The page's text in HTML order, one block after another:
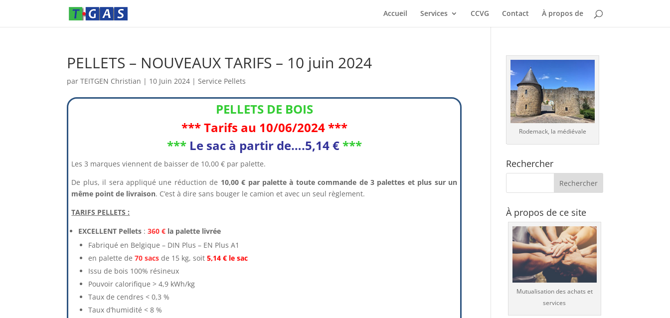
Accueil Services CCVG Contact À propos de
PELLETS – NOUVEAUX TARIFS – 10 juin 2024
parTEITGEN Christian | 10 Juin 2024 |Service Pellets
PELLETS DE BOIS
*** Tarifs au 10/06/2024 ***
***Le sac à partir de….5,14 €***
Les 3 marques viennent de baisser de 10,00 € par palette.
De plus, il sera appliqué une réduction de 10,00 € par palette à toute commande de 3 palettes et plus sur un
même point de livraison. C’est à dire sans bouger le camion et avec un seul règlement.
TARIFS PELLETS :
EXCELLENT Pellets :360 € la palette livrée
Fabriqué en Belgique – DIN Plus – EN Plus A1
en palette de70 sacs de 15 kg, soit5,14 € le sac
Issu de bois 100% résineux
Pouvoir calorifique > 4,9 kWh/kg
Taux de cendres < 0,3 %
Taux d’humidité < 8 %
Rodemack, la médiévale
Rechercher
À propos de ce site
Mutualisation des achats et
services